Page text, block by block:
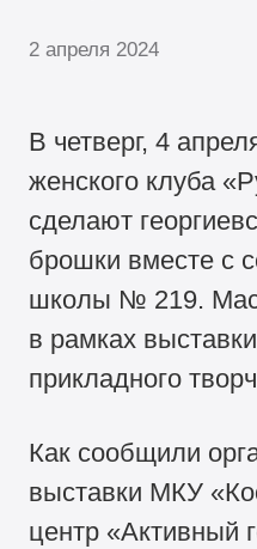
2 апреля 2024
В четверг, 4
женского клуба
сделают
брошки вместе с
школы № 219.
в рамках
прикладного
Как сообщили
выставки МКУ
центр «Активный